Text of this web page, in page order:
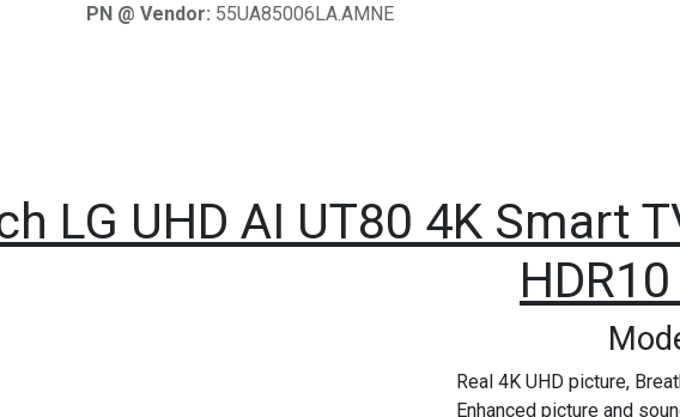
PN @ Vendor: 55UA85006LA.AMNE
LG UHD AI UT80 4K Smart
Real 4K UHD picture,
Enhanced picture and